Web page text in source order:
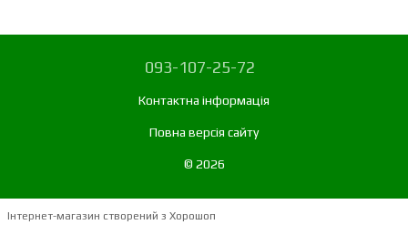
093-107-25-72
Контактна інформація
Повна версія сайту
© 2026
Інтернет-магазин створений з Хорошоп